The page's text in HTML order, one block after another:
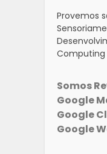
Provemos
Computing
Somos
Google
Google
Google